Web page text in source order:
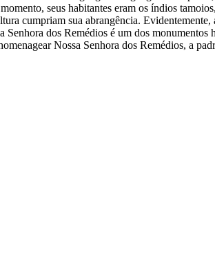
seus habitantes eram os índios
cumpriam sua abrangência.
Senhora dos Remédios é um dos
Nossa Senhora dos Remédios, a